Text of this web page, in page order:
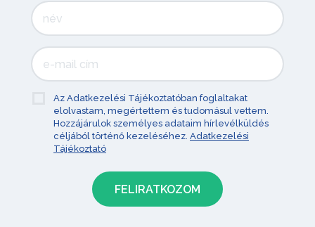
Az Adatkezelési Tájékoztatóban foglaltakat
elolvastam, megértettem és tudomásul vettem.
Hozzájárulok személyes adataim hírlevélküldés
céljából történő kezeléséhez. Adatkezelési
Tájékoztató